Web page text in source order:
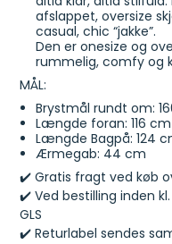
afslappet, oversize
casual, chic “jakke”.
Den er onesize og
rummelig, comfy og
MÅL:
Brystmål rundt om:
Længde foran: 116 cm
Længde Bagpå: 124
Ærmegab: 44 cm
✔️ Gratis fragt ved køb
✔️ Ved bestilling inden
GLS
✔️ Returlabel sendes